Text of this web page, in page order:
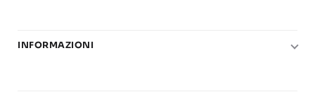
Chitarra
INFORMAZIONI